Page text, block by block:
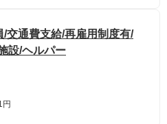
/交通費支給/再雇用制度有/
設/ヘルパー
円